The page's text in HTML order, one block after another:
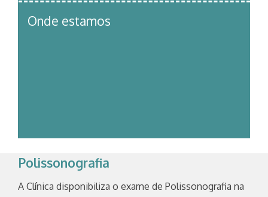
Onde estamos
Polissonografia
A Clínica disponibiliza o exame de Polissonografia na